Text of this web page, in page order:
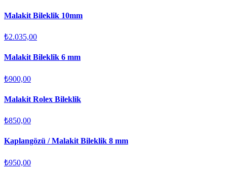
Malakit Bileklik 10mm
₺2.035,00
Malakit Bileklik 6 mm
₺900,00
Malakit Rolex Bileklik
₺850,00
Kaplangözü / Malakit Bileklik 8 mm
₺950,00